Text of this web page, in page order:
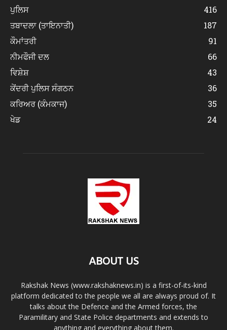
ਪੁਲਿਸ
416
ਤਬਾਦਲਾ (ਤਾਇਨਾਤੀ)
187
ਕੌਮਾਂਤਰੀ
91
ਨੀਮਫੌਜੀ ਦਲ
66
ਵਿਸ਼ੇਸ਼
43
ਕੇਂਦਰੀ ਪੁਲਿਸ ਸੰਗਠਨ
36
ਕਰਿਅਰ (ਕੰਮਕਾਜ)
35
ਖੇਡ
24
ABOUT US
Rakshak News (www.rakshaknews.in) is a first-of-its-kind
platform dedicated to the people we all are always proud of. It
talks about the Defence and the Armed forces, the
Paramilitary and State Police departments and extends to
anything and everything about them.